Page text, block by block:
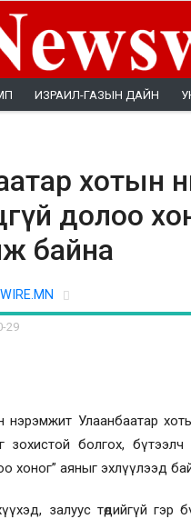
ИЗРАИЛ-ГАЗЫН ДАЙН
хотын
долоо
байна
29
нэрэмжит Улаанбаатар
зохистой болгох,
хоног” аяныг эхлүүлээд
залуус төдийгүй гэр